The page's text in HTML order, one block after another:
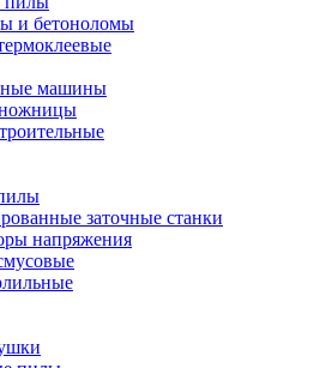
и бетоноломы
машины
заточные станки
напряжения